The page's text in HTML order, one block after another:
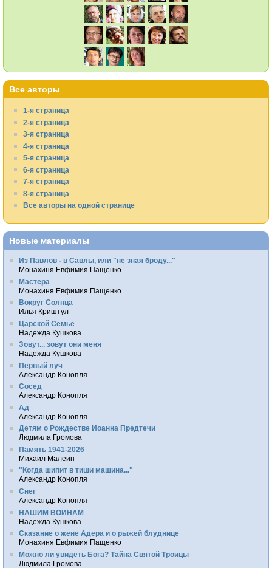
Все авторы
1-я страница
2-я страница
3-я страница
4-я страница
5-я страница
6-я страница
7-я страница
8-я страница
Все авторы на одной странице
Новые материалы
Из Павлов - в Савлы, или "не зная броду..."
Монахиня Евфимия Пащенко
Мастера
Монахиня Евфимия Пащенко
Вокруг Солнца
Илья Криштул
Царской Семье
Надежда Кушкова
Зовут... зовут они меня
Надежда Кушкова
Первый луч
Александр Конопля
Сосед
Александр Конопля
Ад
Александр Конопля
Детям о Рождестве Иоанна Предтечи
Людмила Громова
Память 1941-2026
Михаил Малеин
"Когда шипит в тиши машина..."
Александр Конопля
Снег
Александр Конопля
НАШИМ ВОИНАМ
Надежда Кушкова
Сказание о жене Адера и о рыжей блуднице
Монахиня Евфимия Пащенко
Можно ли увидеть Бога? Тайна Святой Троицы
Людмила Громова